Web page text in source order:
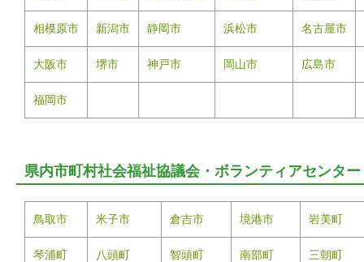
相模原市 新潟市 静岡市 浜松市 名古屋市
大阪市 堺市 神戸市 岡山市 広島市
福岡市
県内市町村社会福祉協議会・ボランティアセンター
鳥取市 米子市 倉吉市 境港市 岩美町
琴浦町 八頭町 智頭町 南部町 三朝町